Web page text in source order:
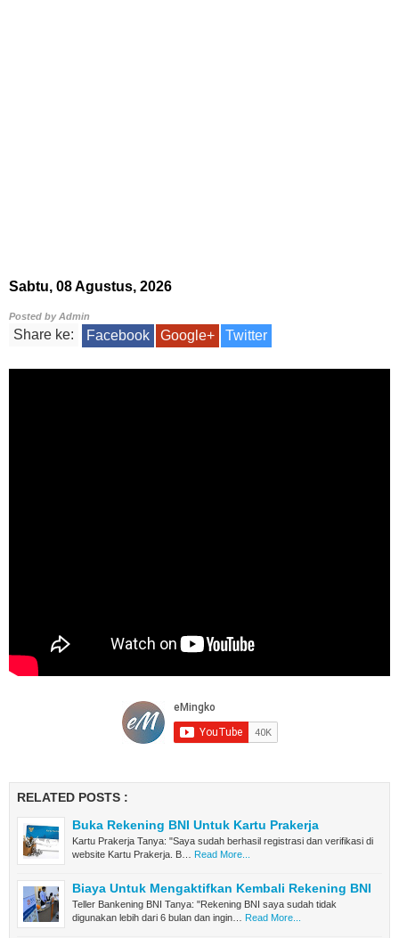
Sabtu, 08 Agustus, 2026
Posted byAdmin
Share ke: Facebook Google+ Twitter
RELATED POSTS :
Buka Rekening BNI Untuk Kartu Prakerja
Kartu Prakerja Tanya: "Saya sudah berhasil registrasi dan verifikasi di
website Kartu Prakerja. B…
Read More...
Biaya Untuk Mengaktifkan Kembali Rekening BNI
Teller Bankening BNI Tanya: "Rekening BNI saya sudah tidak
digunakan lebih dari 6 bulan dan ingin…
Read More...